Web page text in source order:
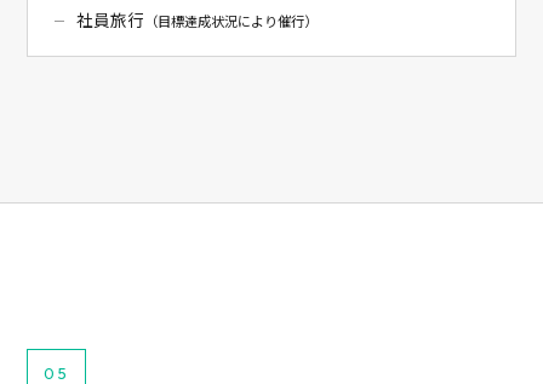
社員旅行 （目標達成状況により催行）
05